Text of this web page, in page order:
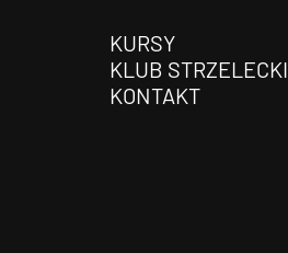
KURSY
KLUB STRZELECKI
KONTAKT